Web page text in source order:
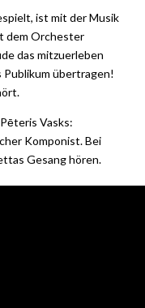
ist mit der Musik
dem Orchester
das mitzuerleben
Publikum übertragen!
Vasks:
Komponist. Bei
Gesang hören.